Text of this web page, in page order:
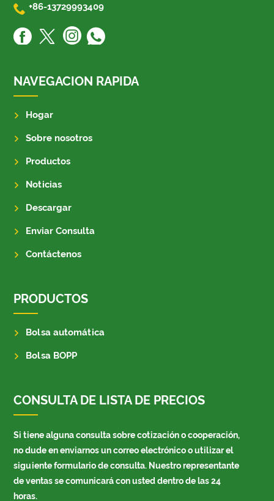
 +86-13729993409
NAVEGACION RAPIDA
Hogar
Sobre nosotros
Productos
Noticias
Descargar
Enviar Consulta
Contáctenos
PRODUCTOS
Bolsa automática
Bolsa BOPP
CONSULTA DE LISTA DE PRECIOS
Si tiene alguna consulta sobre cotización o cooperación,
no dude en enviarnos un correo electrónico o utilizar el
siguiente formulario de consulta. Nuestro representante
de ventas se comunicará con usted dentro de las 24
horas.